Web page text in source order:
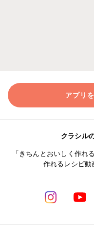
アプリ
クラシル
「きちんとおいしく作れ
作れるレシピ動